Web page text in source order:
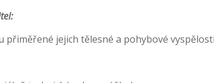
jejich tělesné a pohybové vyspělosti